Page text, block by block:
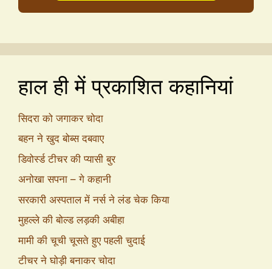
हाल ही में प्रकाशित कहानियां
सिदरा को जगाकर चोदा
बहन ने खुद बोब्स दबवाए
डिवोर्स्ड टीचर की प्यासी बुर
अनोखा सपना – गे कहानी
सरकारी अस्पताल में नर्स ने लंड चेक किया
मुहल्ले की बोल्ड लड़की अबीहा
मामी की चूची चूसते हुए पहली चुदाई
टीचर ने घोड़ी बनाकर चोदा